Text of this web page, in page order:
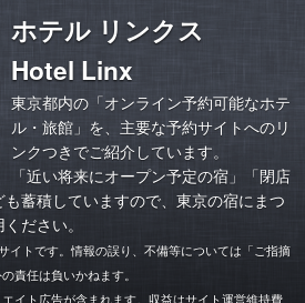
ホテル リンクス
Hotel Linx
東京都内の「オンライン予約可能なホテ
ル・旅館」を、主要な予約サイトへのリ
ンクつきでご紹介しています。
「近い将来にオープン予定の宿」「閉店
も蓄積していますので、東京の宿にまつ
ださい。
イトです。情報の誤り、不備等については「ご指摘
責任は負いかねます。
イト広告が含まれます。収益はサイト運営維持費